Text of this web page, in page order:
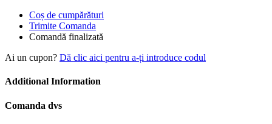
Coș de cumpărături
Trimite Comanda
Comandă finalizată
Ai un cupon? Dă clic aici pentru a-ți introduce codul
Additional Information
Comanda dvs